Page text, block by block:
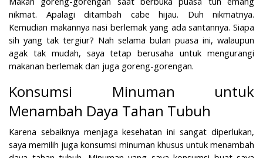
nikmat. Apalagi ditambah cabe hijau. Duh nikmatnya.
Kemudian makannya nasi berlemak yang ada santannya. Siapa
sih yang tak tergiur? Nah selama bulan puasa ini, walaupun
agak tak mudah, saya tetap berusaha untuk mengurangi
makanan berlemak dan juga goreng-gorengan.
Konsumsi Minuman untuk
Menambah Daya Tahan Tubuh
Karena sebaiknya menjaga kesehatan ini sangat diperlukan,
saya memilih juga konsumsi minuman khusus untuk menambah